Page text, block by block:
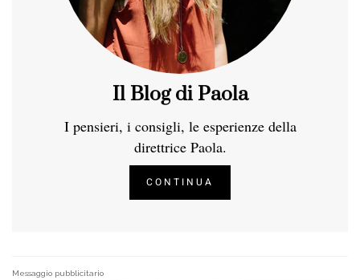
Il Blog di Paola
I pensieri, i consigli, le esperienze della
direttrice Paola.
CONTINUA
Messaggio pubblicitario